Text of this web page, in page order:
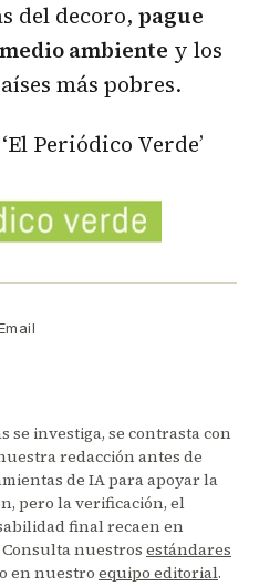
del decoro, pague
ambiente y los
más pobres.
Periódico Verde’
se investiga, se contrasta con
redacción antes de
de IA para apoyar la
pero la verificación, el
final recaen en
nuestros estándares
en nuestro equipo editorial.